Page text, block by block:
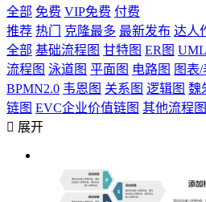
全部 免费 VIP免费 付费
推荐 热门 克隆最多 最新发布 达人
全部 基础流程图 甘特图 ER图
流程图 泳道图 平面图 电路图 图表
BPMN2.0 韦恩图 关系图 逻辑图 魏
链图 EVC企业价值链图 其他流程图
 展开